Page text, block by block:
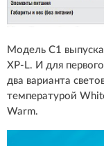
Модель C1
XP-L. И для
два варианта
температурой
Warm.